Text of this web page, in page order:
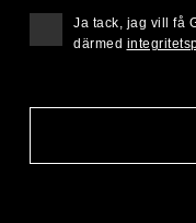
Ja tack, jag vill få
därmed